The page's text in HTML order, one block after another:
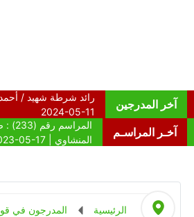
آخر المدرجين
آخـر المراسـم
الرئيسية
المدرجون في